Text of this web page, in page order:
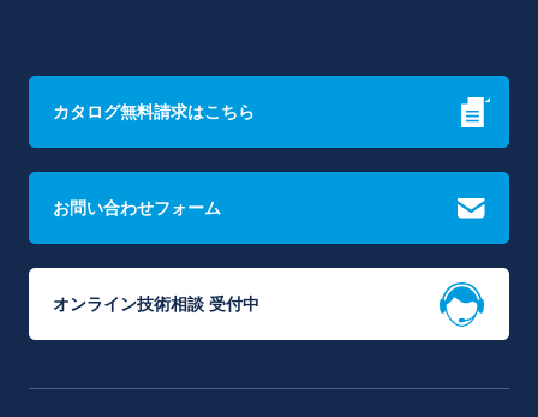
カタログ無料請求はこちら
お問い合わせフォーム
オンライン技術相談 受付中